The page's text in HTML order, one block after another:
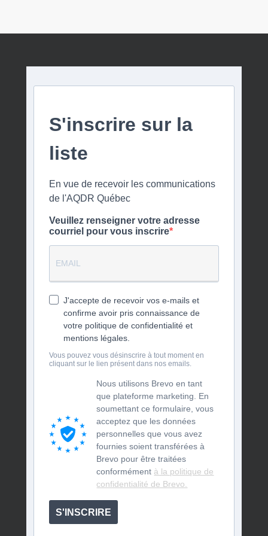
S'inscrire sur la
liste
En vue de recevoir les communications
de l'AQDR Québec
Veuillez renseigner votre adresse
courriel pour vous inscrire
J'accepte de recevoir vos e-mails et
confirme avoir pris connaissance de
votre politique de confidentialité et
mentions légales.
Vous pouvez vous désinscrire à tout moment en
cliquant sur le lien présent dans nos emails.
Nous utilisons Brevo en tant
que plateforme marketing. En
soumettant ce formulaire, vous
acceptez que les données
personnelles que vous avez
fournies soient transférées à
Brevo pour être traitées
conformément à la politique de
confidentialité de Brevo.
S'INSCRIRE